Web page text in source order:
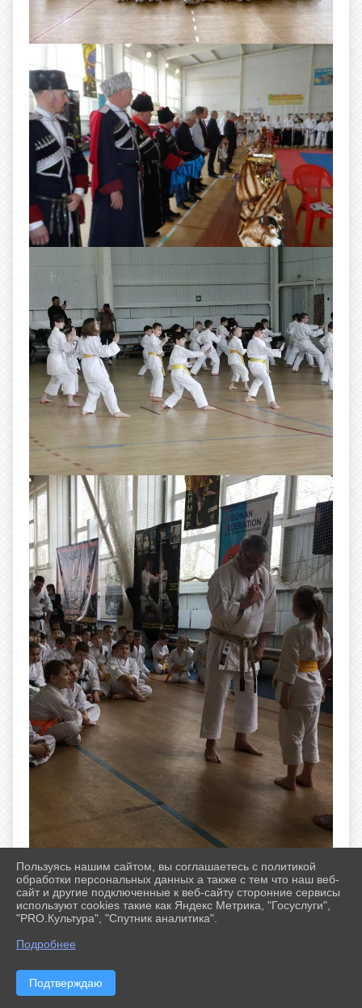
Пользуясь нашим сайтом, вы соглашаетесь с политикой
обработки персональных данных а также с тем что наш веб-
сайт и другие подключенные к веб-сайту сторонние сервисы
используют cookies такие как Яндекс Метрика, "Госуслуги",
"PRO.Культура", "Спутник аналитика".
Подробнее
Подтверждаю